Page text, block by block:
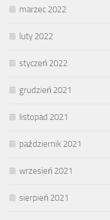
marzec 2022
luty 2022
styczeń 2022
grudzień 2021
listopad 2021
październik 2021
wrzesień 2021
sierpień 2021